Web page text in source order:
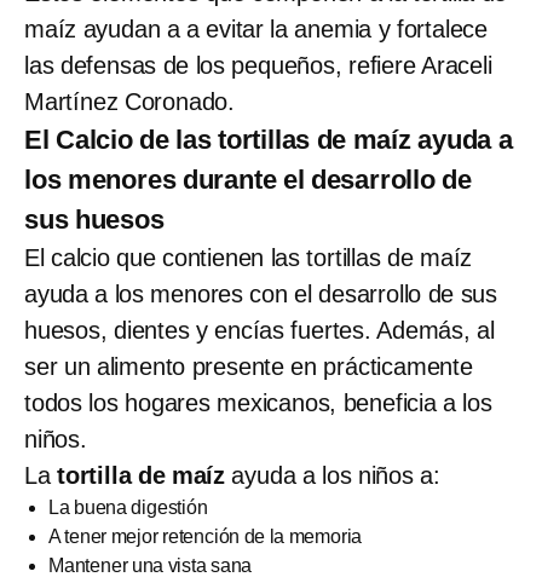
maíz ayudan a a evitar la anemia y fortalece
las defensas de los pequeños, refiere Araceli
Martínez Coronado.
El Calcio de las tortillas de maíz ayuda a
los menores durante el desarrollo de
sus huesos
El calcio que contienen las tortillas de maíz
ayuda a los menores con el desarrollo de sus
huesos, dientes y encías fuertes. Además, al
ser un alimento presente en prácticamente
todos los hogares mexicanos, beneficia a los
niños.
La tortilla de maíz ayuda a los niños a:
La buena digestión
A tener mejor retención de la memoria
Mantener una vista sana